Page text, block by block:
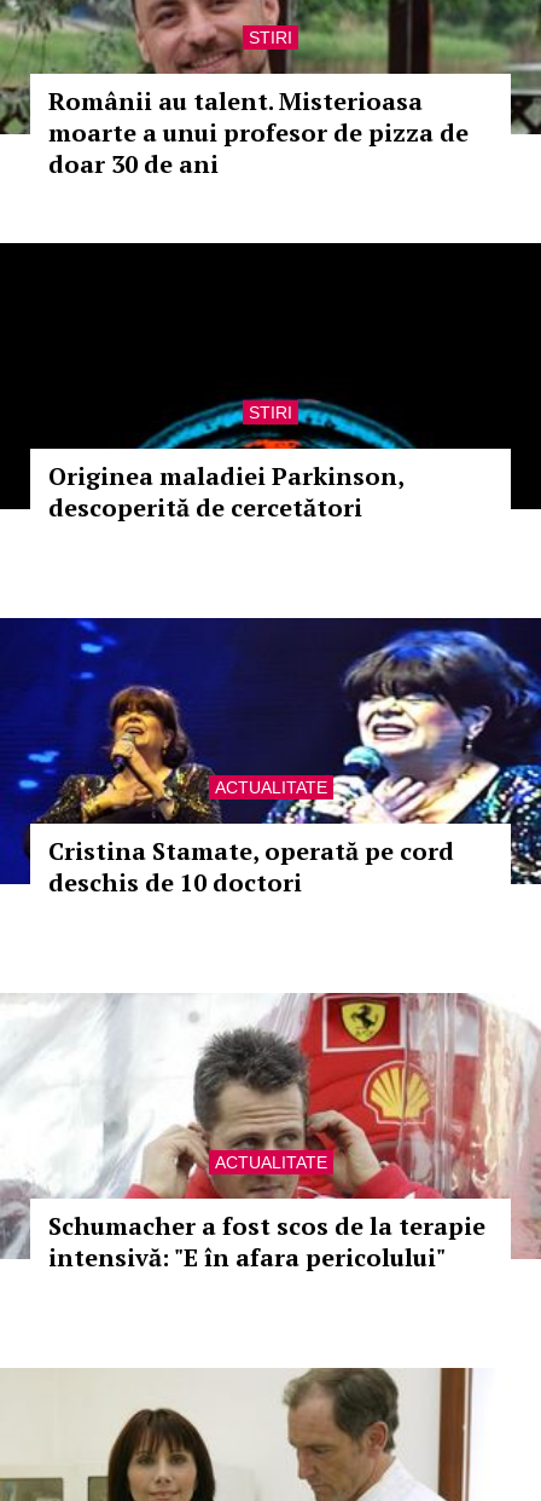
STIRI
Românii au talent. Misterioasa
moarte a unui profesor de pizza de
doar 30 de ani
STIRI
Originea maladiei Parkinson,
descoperită de cercetători
ACTUALITATE
Cristina Stamate, operată pe cord
deschis de 10 doctori
ACTUALITATE
Schumacher a fost scos de la terapie
intensivă: "E în afara pericolului"